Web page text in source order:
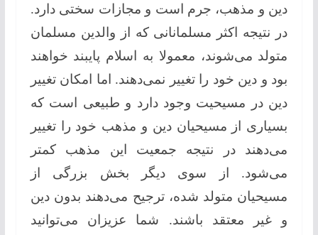
دین و مذهب، جرم است و مجازات سختی دارد.
در نتیجه اکثر مسلمانانی که از والدین مسلمان
متولد می‌شوند، معمولا به اسلام پایبند خواهند
بود و دین خود را تغییر نمی‌دهند. اما امکان تغییر
دین در مسیحیت وجود دارد و طبیعی است که
بسیاری از مسیحیان دین و مذهب خود را تغییر
می‌دهند در نتیجه جمعیت این مذهب کمتر
می‌شود. از سوی دیگر بخش بزرگی از
مسیحیان متولد شده، ترجیح می‌دهند بدون دین
و غیر معتقد باشند. شما عزیزان می‌توانید